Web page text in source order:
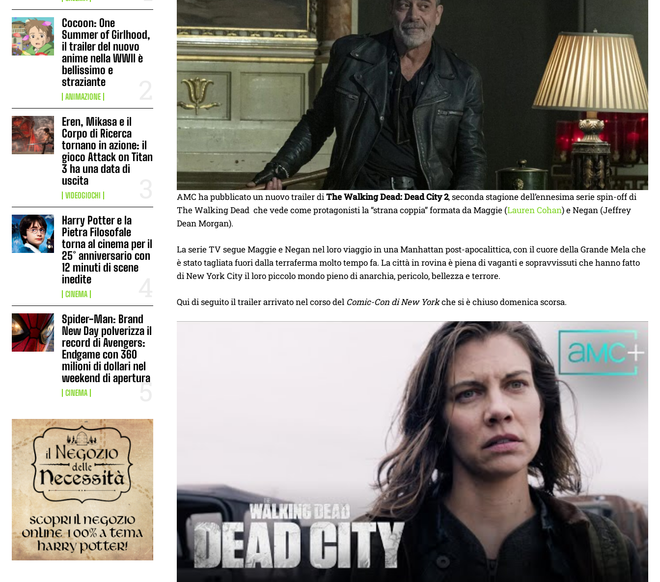
Cocoon: One
Summer of Girlhood,
il trailer del nuovo
anime nella WWII è
bellissimo e
straziante
ANIMAZIONE
Eren, Mikasa e il
Corpo di Ricerca
tornano in azione: il
gioco Attack on Titan
3 ha una data di
uscita
VIDEOGIOCHI
Harry Potter e la
Pietra Filosofale
torna al cinema per il
25° anniversario con
12 minuti di scene
inedite
CINEMA
Spider-Man: Brand
New Day polverizza il
record di Avengers:
Endgame con 360
milioni di dollari nel
weekend di apertura
CINEMA
AMC ha pubblicato un nuovo trailer diThe Walking Dead: Dead City 2, seconda stagione dell’ennesima serie spin-off di
The Walking Dead che vede come protagonisti la “strana coppia” formata da Maggie (Lauren Cohan) e Negan (Jeffrey
Dean Morgan).
La serie TV segue Maggie e Negan nel loro viaggio in una Manhattan post-apocalittica, con il cuore della Grande Mela che
è stato tagliata fuori dalla terraferma molto tempo fa. La città in rovina è piena di vaganti e sopravvissuti che hanno fatto
di New York City il loro piccolo mondo pieno di anarchia, pericolo, bellezza e terrore.
Qui di seguito il trailer arrivato nel corso del Comic-Con di New Yorkche si è chiuso domenica scorsa.